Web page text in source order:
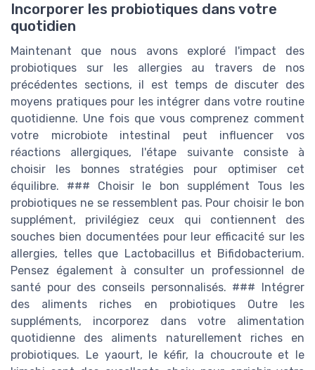
Incorporer les probiotiques dans votre
quotidien
Maintenant que nous avons exploré l'impact des
probiotiques sur les allergies au travers de nos
précédentes sections, il est temps de discuter des
moyens pratiques pour les intégrer dans votre routine
quotidienne. Une fois que vous comprenez comment
votre microbiote intestinal peut influencer vos
réactions allergiques, l'étape suivante consiste à
choisir les bonnes stratégies pour optimiser cet
équilibre. ### Choisir le bon supplément Tous les
probiotiques ne se ressemblent pas. Pour choisir le bon
supplément, privilégiez ceux qui contiennent des
souches bien documentées pour leur efficacité sur les
allergies, telles que Lactobacillus et Bifidobacterium.
Pensez également à consulter un professionnel de
santé pour des conseils personnalisés. ### Intégrer
des aliments riches en probiotiques Outre les
suppléments, incorporez dans votre alimentation
quotidienne des aliments naturellement riches en
probiotiques. Le yaourt, le kéfir, la choucroute et le